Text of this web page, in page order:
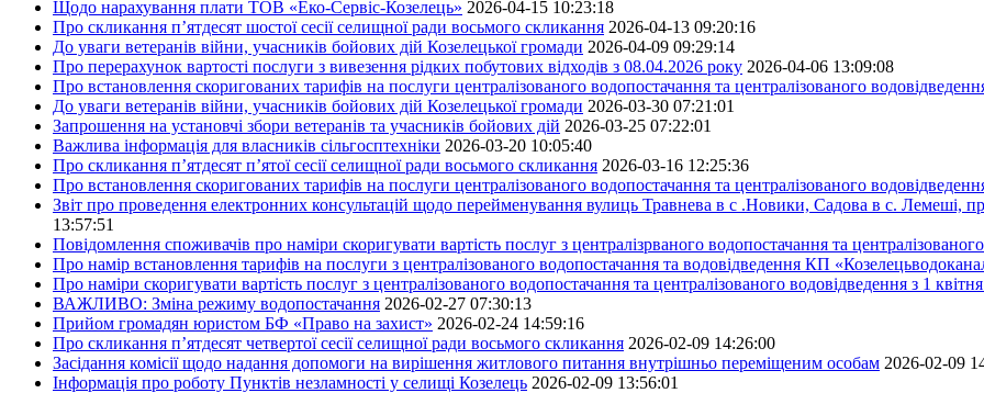
Щодо нарахування плати ТОВ «Еко-Сервіс-Козелець» 2026-04-15 10:23:18
Про скликання п’ятдесят шостої сесії селищної ради восьмого скликання 2026-04-13 09:20:16
До уваги ветеранів війни, учасників бойових дій Козелецької громади 2026-04-09 09:29:14
Про перерахунок вартості послуги з вивезення рідких побутових відходів з 08.04.2026 року 2026-04-06 13:09:08
Про встановлення скоригованих тарифів на послуги централізованого водопостачання та централізованого
До уваги ветеранів війни, учасників бойових дій Козелецької громади 2026-03-30 07:21:01
Запрошення на установчі збори ветеранів та учасників бойових дій 2026-03-25 07:22:01
Важлива інформація для власників сільгосптехніки 2026-03-20 10:05:40
Про скликання п’ятдесят п’ятої сесії селищної ради восьмого скликання 2026-03-16 12:25:36
Про встановлення скоригованих тарифів на послуги централізованого водопостачання та централізованого
Звіт про проведення електронних консультацій щодо перейменування вулиць Травнева в с .Новики, Садова в с. Лемеші,
13:57:51
Повідомлення споживачів про наміри скоригувати вартість послуг з централізрваного водопостачання та
Про намір встановлення тарифів на послуги з централізованого водопостачання та водовідведення КП
Про наміри скоригувати вартість послуг з централізованого водопостачання та централізованого водовідведення з 1
ВАЖЛИВО: Зміна режиму водопостачання 2026-02-27 07:30:13
Прийом громадян юристом БФ «Право на захист» 2026-02-24 14:59:16
Про скликання п’ятдесят четвертої сесії селищної ради восьмого скликання 2026-02-09 14:26:00
Засідання комісії щодо надання допомоги на вирішення житлового питання внутрішньо переміщеним особам 2026-02-09
Інформація про роботу Пунктів незламності у селищі Козелець 2026-02-09 13:56:01